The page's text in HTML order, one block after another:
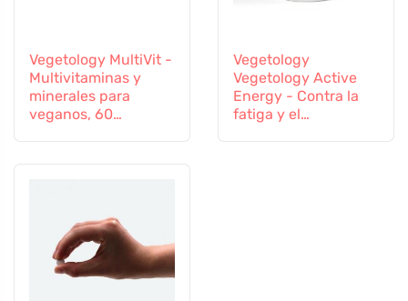
Vegetology MultiVit -
Multivitaminas y
minerales para
veganos, 60
Vegetology
Vegetology Active
Energy - Contra la
fatiga y el